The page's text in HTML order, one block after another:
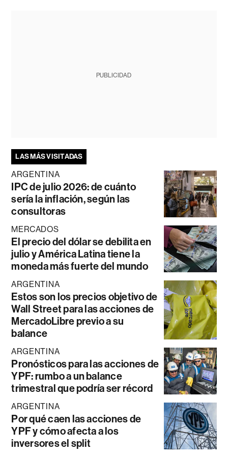
PUBLICIDAD
LAS MÁS VISITADAS
ARGENTINA
IPC de julio 2026: de cuánto
sería la inflación, según las
consultoras
MERCADOS
El precio del dólar se debilita en
julio y América Latina tiene la
moneda más fuerte del mundo
ARGENTINA
Estos son los precios objetivo de
Wall Street para las acciones de
MercadoLibre previo a su
balance
ARGENTINA
Pronósticos para las acciones de
YPF: rumbo a un balance
trimestral que podría ser récord
ARGENTINA
Por qué caen las acciones de
YPF y cómo afecta a los
inversores el split